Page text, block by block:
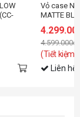
Vỏ case
MATTE
4.599.000đ
(Tiết kiệm:
Liên hệ